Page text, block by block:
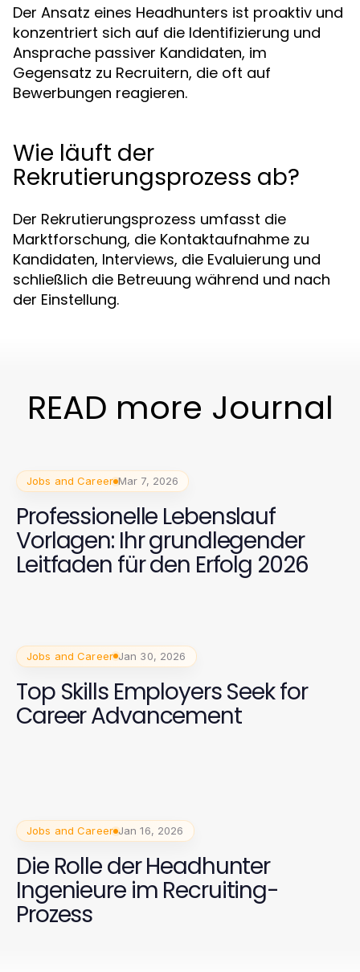
Der Ansatz eines Headhunters ist proaktiv und
konzentriert sich auf die Identifizierung und
Ansprache passiver Kandidaten, im
Gegensatz zu Recruitern, die oft auf
Bewerbungen reagieren.
Wie läuft der
Rekrutierungsprozess ab?
Der Rekrutierungsprozess umfasst die
Marktforschung, die Kontaktaufnahme zu
Kandidaten, Interviews, die Evaluierung und
schließlich die Betreuung während und nach
der Einstellung.
READ more Journal
Jobs and Career Mar 7, 2026
Professionelle Lebenslauf
Vorlagen: Ihr grundlegender
Leitfaden für den Erfolg 2026
Jobs and Career Jan 30, 2026
Top Skills Employers Seek for
Career Advancement
Jobs and Career Jan 16, 2026
Die Rolle der Headhunter
Ingenieure im Recruiting-
Prozess